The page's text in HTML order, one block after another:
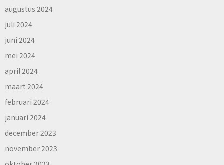
augustus 2024
juli 2024
juni 2024
mei 2024
april 2024
maart 2024
februari 2024
januari 2024
december 2023
november 2023